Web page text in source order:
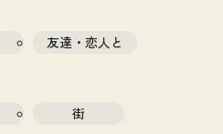
友達・恋人と
街